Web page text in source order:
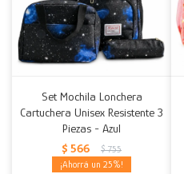
Set Mochila Lonchera
Cartuchera Unisex Resistente 3
Piezas - Azul
$ 566 $ 755
25